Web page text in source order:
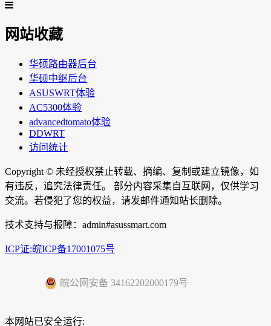
网站收藏
华硕路由器后台
华硕中继后台
ASUSWRT体验
AC5300体验
advancedtomato体验
DDWRT
访问统计
Copyright © 未经授权禁止转载、摘编、复制或建立镜像，如
有违反，追究法律责任。 部分内容采集自互联网，仅供学习
交流。若侵犯了您的权益，请发邮件通知站长删除。
技术支持与报障：admin#asussmart.com
ICP证:皖ICP备17001075号
皖公网安备 34162202000179号
本网站已安全运行: